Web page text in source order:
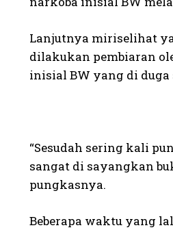
Lanjutnya miriselihat
dilakukan pembiaran
inisial BW yang di duga
“Sesudah sering kali
sangat di sayangkan
pungkasnya.
Beberapa waktu yang